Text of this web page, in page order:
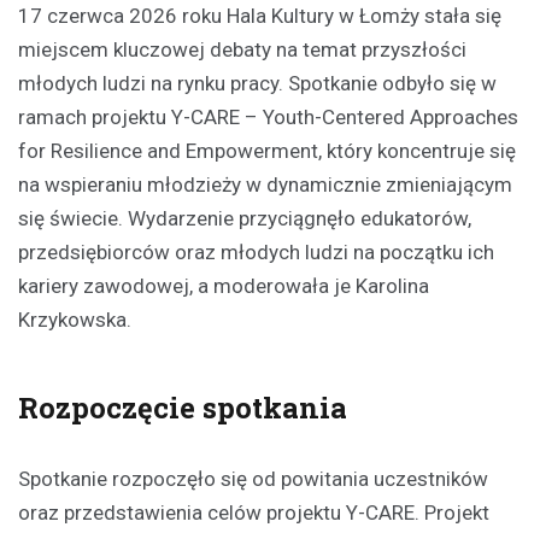
17 czerwca 2026 roku Hala Kultury w Łomży stała się
miejscem kluczowej debaty na temat przyszłości
młodych ludzi na rynku pracy. Spotkanie odbyło się w
ramach projektu Y-CARE – Youth-Centered Approaches
for Resilience and Empowerment, który koncentruje się
na wspieraniu młodzieży w dynamicznie zmieniającym
się świecie. Wydarzenie przyciągnęło edukatorów,
przedsiębiorców oraz młodych ludzi na początku ich
kariery zawodowej, a moderowała je Karolina
Krzykowska.
Rozpoczęcie spotkania
Spotkanie rozpoczęło się od powitania uczestników
oraz przedstawienia celów projektu Y-CARE. Projekt